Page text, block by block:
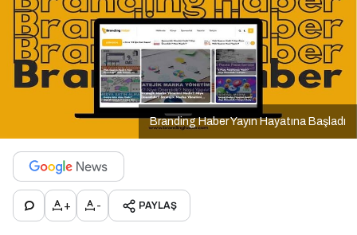
Branding Haber Yayın Hayatına Başladı
+ - PAYLAŞ